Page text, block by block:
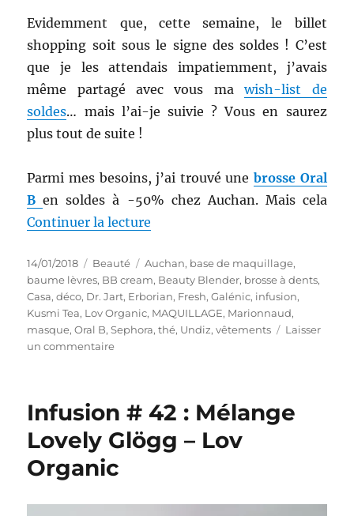
Evidemment que, cette semaine, le billet
shopping soit sous le signe des soldes ! C’est
que je les attendais impatiemment, j’avais
même partagé avec vous mawish-list de
soldes… mais l’ai-je suivie ? Vous en saurez
plus tout de suite !
Parmi mes besoins, j’ai trouvé une brosse Oral
B en soldes à -50% chez Auchan. Mais cela
Continuer la lecture
Publié
le
14/01/2018 Catégories
Beauté Étiquettes
Auchan, base de maquillage,
baume lèvres, BB cream, Beauty Blender, brosse à dents,
Casa,déco, Dr. Jart, Erborian, Fresh,Galénic, infusion,
Kusmi Tea, Lov Organic, MAQUILLAGE, Marionnaud,
masque,Oral B,Sephora,thé, Undiz,vêtements
Laisser
un commentairesur
:
de
ma
première
Infusion # 42 : Mélange
Lovely Glögg – Lov
Organic